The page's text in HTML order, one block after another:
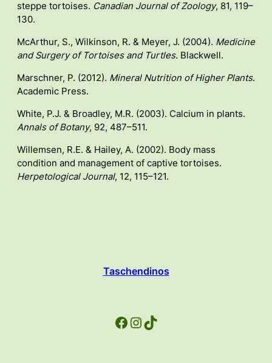
steppe tortoises. Canadian Journal of Zoology, 81, 119–
130.
McArthur, S., Wilkinson, R. & Meyer, J. (2004). Medicine
and Surgery of Tortoises and Turtles. Blackwell.
Marschner, P. (2012). Mineral Nutrition of Higher Plants.
Academic Press.
White, P.J. & Broadley, M.R. (2003). Calcium in plants.
Annals of Botany, 92, 487–511.
Willemsen, R.E. & Hailey, A. (2002). Body mass
condition and management of captive tortoises.
Herpetological Journal, 12, 115–121.
Taschendinos
Facebook InstagramTikTok